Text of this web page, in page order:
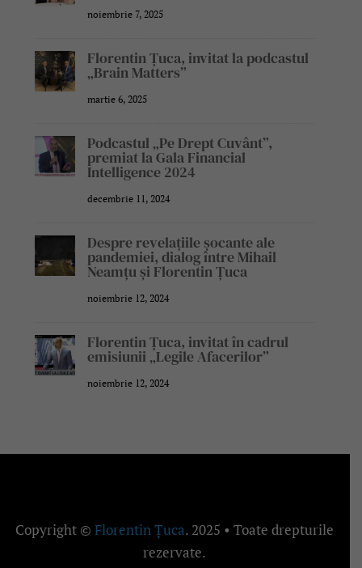
noiembrie 7, 2025
Florentin Țuca, invitat la podcastul
„Brain Matters”
martie 6, 2025
Podcastul „Pe Drept Cuvânt”,
premiat la Gala Financial
Intelligence 2024
decembrie 11, 2024
Despre revelațiile șocante ale
pandemiei, dialog între Mihail
Neamțu și Florentin Țuca
noiembrie 12, 2024
Florentin Țuca, invitat în cadrul
emisiunii „Legile Afacerilor”
noiembrie 12, 2024
Copyright ©Florentin Țuca. 2025 • Toate drepturile
rezervate.